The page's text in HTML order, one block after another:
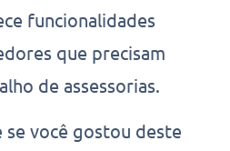
funcionalidades
que precisam
de assessorias.
se você gostou deste